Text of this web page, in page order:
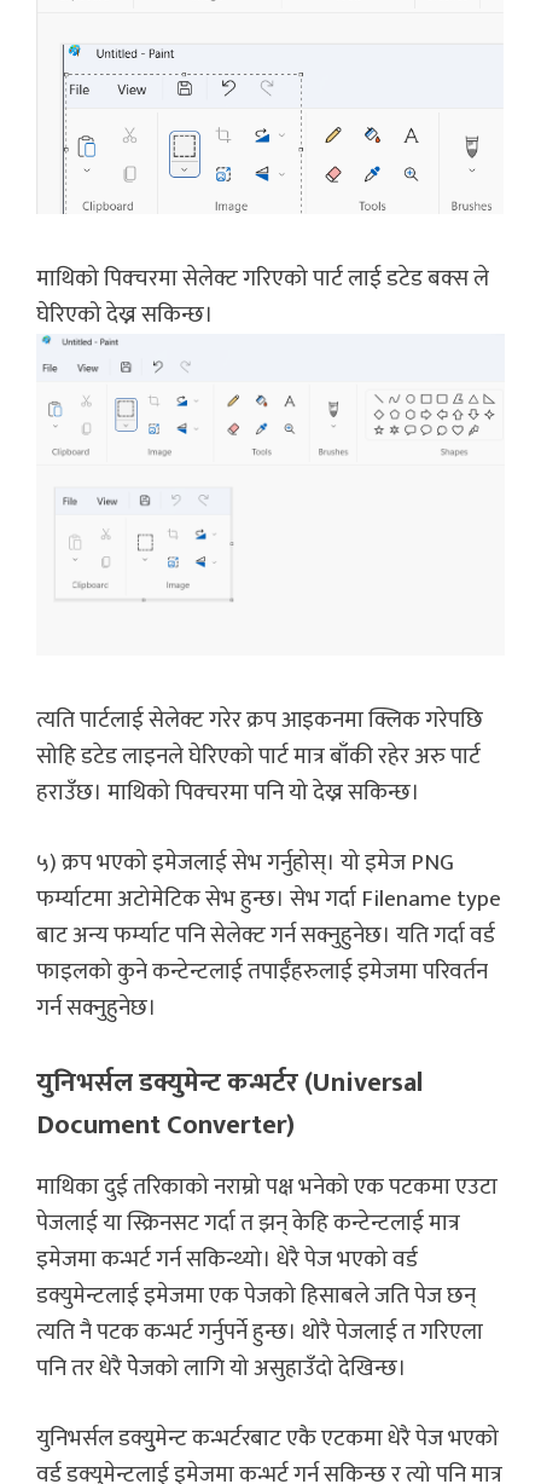
माथिको पिक्चरमा सेलेक्ट गरिएको पार्ट लाई डटेड बक्स ले
घेरिएको देख्न सकिन्छ।
त्यति पार्टलाई सेलेक्ट गरेर क्रप आइकनमा क्लिक गरेपछि
सोहि डटेड लाइनले घेरिएको पार्ट मात्र बाँकी रहेर अरु पार्ट
हराउँछ। माथिको पिक्चरमा पनि यो देख्न सकिन्छ।
५) क्रप भएको इमेजलाई सेभ गर्नुहोस्। यो इमेज PNG
फर्म्याटमा अटोमेटिक सेभ हुन्छ। सेभ गर्दा Filename type
बाट अन्य फर्म्याट पनि सेलेक्ट गर्न सक्नुहुनेछ। यति गर्दा वर्ड
फाइलको कुने कन्टेन्टलाई तपाईँहरुलाई इमेजमा परिवर्तन
गर्न सक्नुहुनेछ।
युनिभर्सल डक्युमेन्ट कन्भर्टर (Universal
Document Converter)
माथिका दुई तरिकाको नराम्रो पक्ष भनेको एक पटकमा एउटा
पेजलाई या स्क्रिनसट गर्दा त झन् केहि कन्टेन्टलाई मात्र
इमेजमा कन्भर्ट गर्न सकिन्थ्यो। धेरै पेज भएको वर्ड
डक्युमेन्टलाई इमेजमा एक पेजको हिसाबले जति पेज छन्
त्यति नै पटक कन्भर्ट गर्नुपर्ने हुन्छ। थोरै पेजलाई त गरिएला
पनि तर धेरै पेेजको लागि यो असुहाउँदो देखिन्छ।
युनिभर्सल डक्युुमेन्ट कन्भर्टरबाट एकै एटकमा धेरै पेज भएको
वर्ड डक्युमेन्टलाई इमेजमा कन्भर्ट गर्न सकिन्छ र त्यो पनि मात्र